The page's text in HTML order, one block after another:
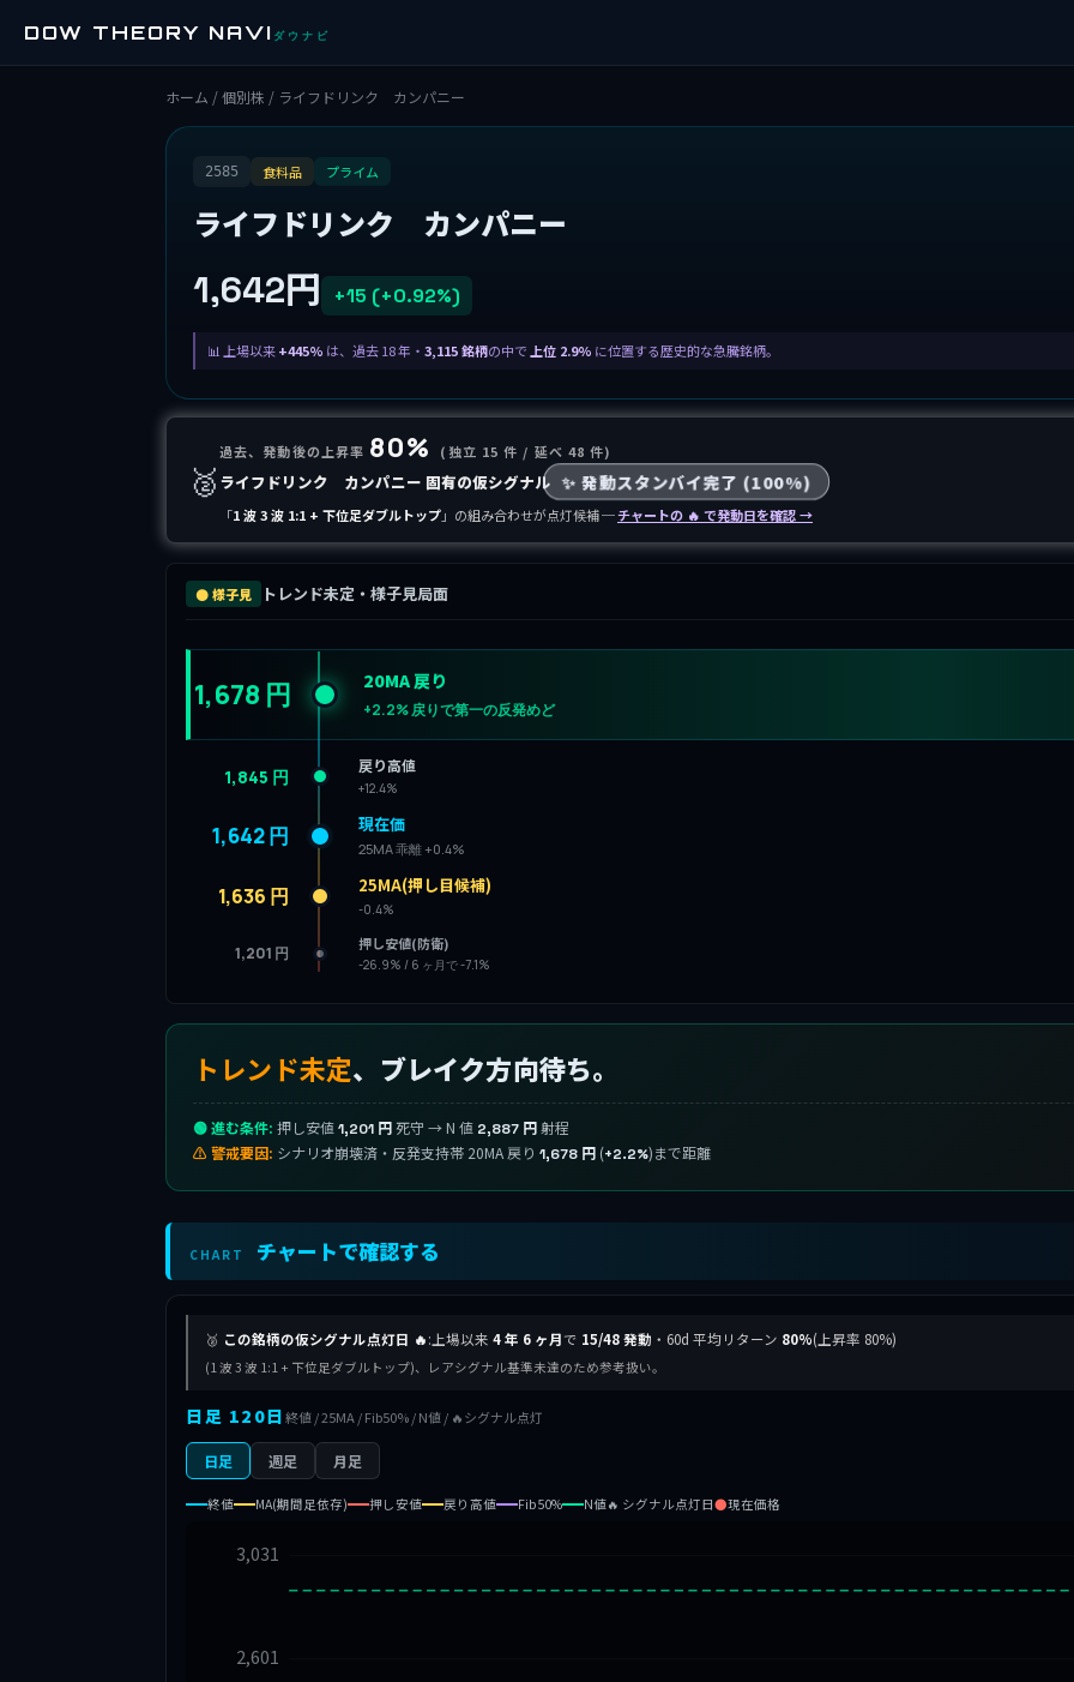
DOW THEORY NAVI ダウナビ
ホーム /個別株 / ライフドリンク カンパニー
2585 食料品 プライム
ライフドリンク カンパニー
1,642円 +15 (+0.92%)
上場以来+445% は、過去 18 年・ 3,115 銘柄の中で 上位 2.9% に位置する歴史的な急騰銘柄。
🥈
過去、発動後の上昇率 80% (独立 15 件 / 延べ 48 件)
ライフドリンク カンパニー 固有の仮シグナル ✨ 発動スタンバイ完了 (100%)
「1 波 3 波 1:1 + 下位足ダブルトップ」の組み合わせが点灯候補 ─チャートの 🔥 で発動日を確認 →
⚫ 様子見 トレンド未定・様子見局面
1,678 円 20MA 戻り
+2.2% 戻りで第一の反発めど
1,845 円 戻り高値
+12.4%
1,642 円 現在価
25MA 乖離 +0.4%
1,636 円 25MA(押し目候補)
-0.4%
1,201 円 押し安値(防衛)
-26.9% / 6 ヶ月で -7.1%
トレンド未定、ブレイク方向待ち。
🟢 進む条件: 押し安値1,201 円 死守 → N 値 2,887 円 射程
⚠ 警戒要因: シナリオ崩壊済・反発支持帯 20MA 戻り 1,678 円 (+2.2%)まで距離
CHART チャートで確認する
🥈 この銘柄の仮シグナル点灯日 🔥:上場以来 4 年 6 ヶ月で 15/48 発動 ・60d 平均リターン 80%(上昇率 80%)
(1 波 3 波 1:1 + 下位足ダブルトップ)、レアシグナル基準未達のため参考扱い。
日足 120日終値 / 25MA / Fib50% / N値 / 🔥シグナル点灯
日足 週足 月足
終値 MA(期間足依存) 押し安値 戻り高値 Fib50% N値🔥 シグナル点灯日●現在価格
3,031
2,601